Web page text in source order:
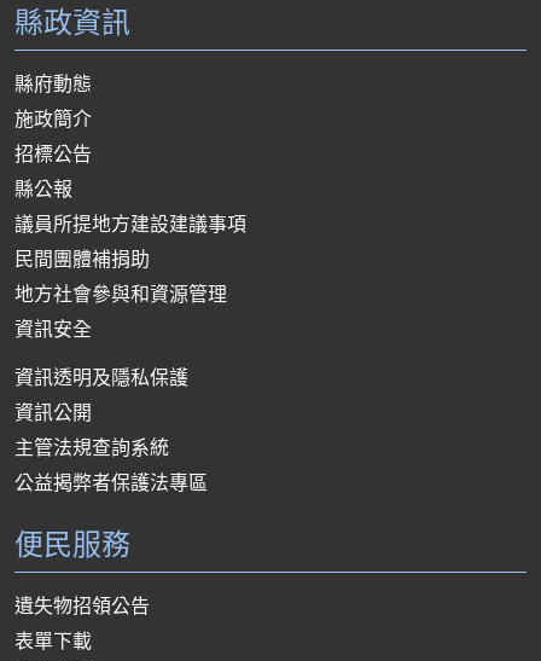
縣政資訊
縣府動態
施政簡介
招標公告
縣公報
議員所提地方建設建議事項
民間團體補捐助
地方社會參與和資源管理
資訊安全
資訊透明及隱私保護
資訊公開
主管法規查詢系統
公益揭弊者保護法專區
便民服務
遺失物招領公告
表單下載